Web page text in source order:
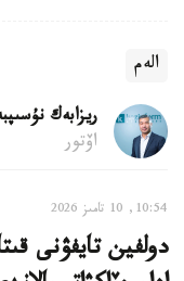
الەم
ريزابەك
اۆتور
10:54, 10 تامىز 2026
دولفين تايفۋنى